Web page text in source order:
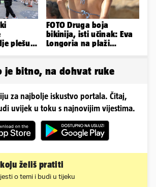
plešu
FOTO Druga boja
bikinija, isti učinak: Eva
Longoria na plaži
je bitno, na dohvat ruke
za najbolje iskustvo portala. Čitaj,
uvijek u toku s najnovijim vijestima.
želiš pratiti
o temi i budi u tijeku